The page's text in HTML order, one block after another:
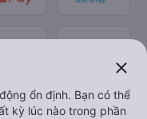
close
ổn định. Bạn có thể
kỳ lúc nào trong phần